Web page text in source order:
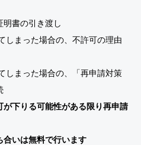
明書の引き渡し
しまった場合の、不許可の理由
しまった場合の、「再申請対策
下りる可能性がある限り再申請
いは無料で行います